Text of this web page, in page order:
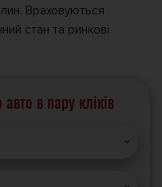
Враховуються
стан та ринкові
авто в пару кліків